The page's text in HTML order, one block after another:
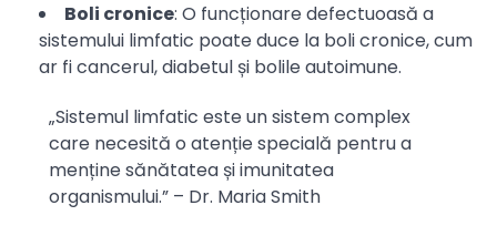
Boli cronice: O funcționare defectuoasă a
sistemului limfatic poate duce la boli cronice, cum
ar fi cancerul, diabetul și bolile autoimune.
„Sistemul limfatic este un sistem complex
care necesită o atenție specială pentru a
menține sănătatea și imunitatea
organismului.” – Dr. Maria Smith